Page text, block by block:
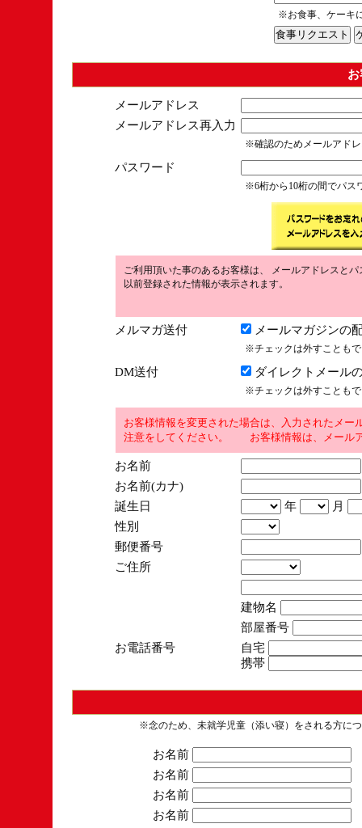
※お食事、ケーキ
メールアドレス
メールアドレス再入力
※確認のためメールアド
パスワード
※6桁から10桁の間でパス
ご利用頂いた事のあるお客様は、 メールアドレスと
以前登録された情報が表示されます。
メルマガ送付 メールマガジンの
※チェックは外すことも
DM送付 ダイレクトメール
※チェックは外すことも
お客様情報を変更された場合は、入力されたメ
注意をしてください。 お客様情報は、メール
お名前
お名前(カナ)
誕生日
年
月
性別
郵便番号
ご住所
建物名
部屋番号
お電話番号
自宅
携帯
※念のため、未就学児童（添い寝）をされる方に
お名前
お名前
お名前
お名前